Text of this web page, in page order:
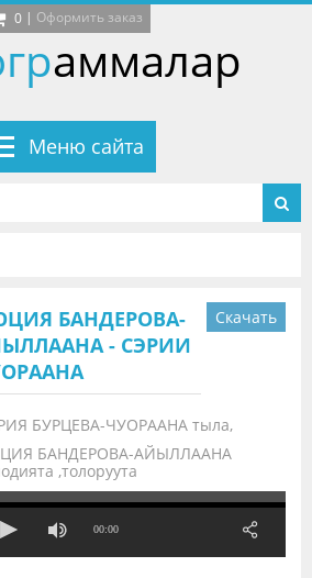
0 | Оформить заказ
аммалар
Меню сайта
БАНДЕРОВА-
- СЭРИИ
Скачать
БУРЦЕВА-ЧУОРААНА тыла,
БАНДЕРОВА-АЙЫЛЛААНА
,толоруута
00:00